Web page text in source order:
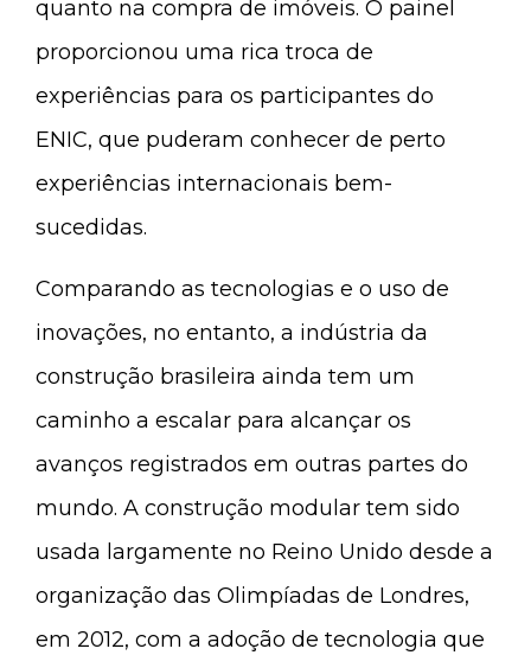
quanto na compra de imóveis. O painel
proporcionou uma rica troca de
experiências para os participantes do
ENIC, que puderam conhecer de perto
experiências internacionais bem-
sucedidas.
Comparando as tecnologias e o uso de
inovações, no entanto, a indústria da
construção brasileira ainda tem um
caminho a escalar para alcançar os
avanços registrados em outras partes do
mundo. A construção modular tem sido
usada largamente no Reino Unido desde a
organização das Olimpíadas de Londres,
em 2012, com a adoção de tecnologia que